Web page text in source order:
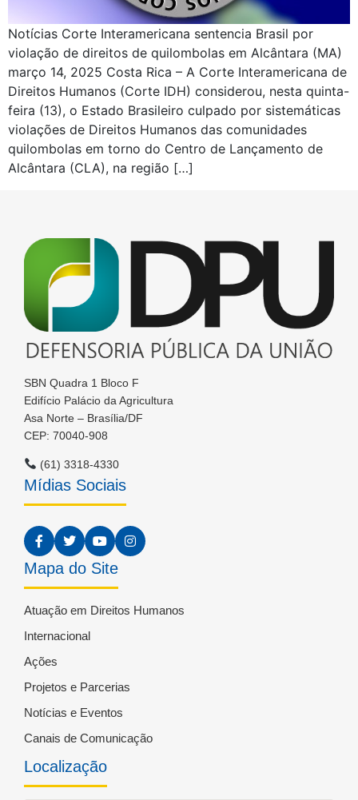
Notícias Corte Interamericana sentencia Brasil por
violação de direitos de quilombolas em Alcântara (MA)
março 14, 2025 Costa Rica – A Corte Interamericana de
Direitos Humanos (Corte IDH) considerou, nesta quinta-
feira (13), o Estado Brasileiro culpado por sistemáticas
violações de Direitos Humanos das comunidades
quilombolas em torno do Centro de Lançamento de
Alcântara (CLA), na região […]
SBN Quadra 1 Bloco F
Edifício Palácio da Agricultura
Asa Norte – Brasília/DF
CEP: 70040-908
(61) 3318-4330
Mídias Sociais
Mapa do Site
Atuação em Direitos Humanos
Internacional
Ações
Projetos e Parcerias
Notícias e Eventos
Canais de Comunicação
Localização